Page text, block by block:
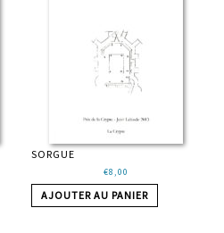
SORGUE
€8,00
AJOUTER AU PANIER